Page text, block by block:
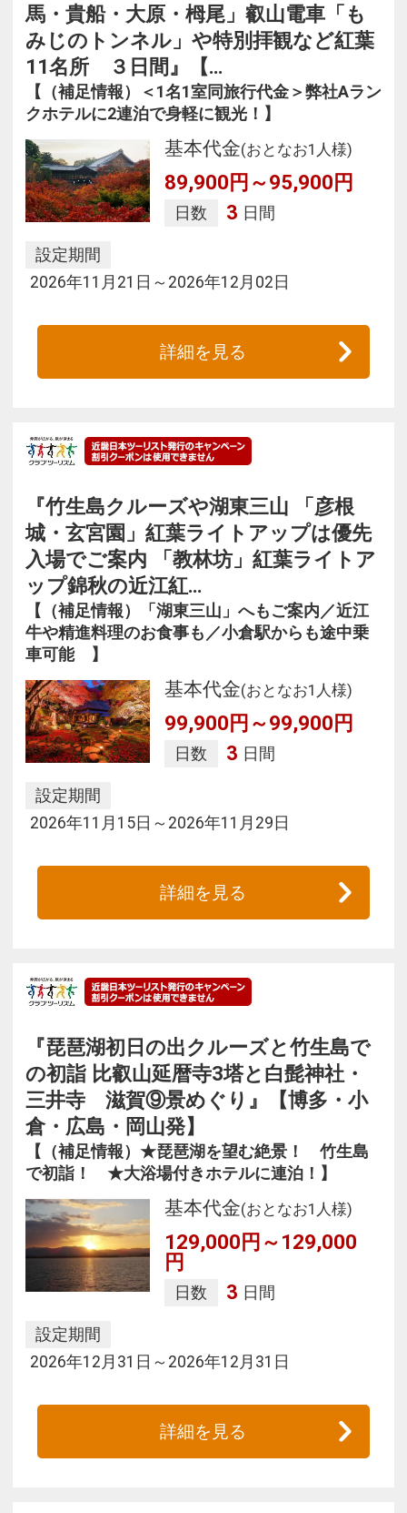
馬・貴船・大原・栂尾」叡山電車「も
みじのトンネル」や特別拝観など紅葉
11名所 ３日間』【…
【（補足情報）＜1名1室同旅行代金＞弊社Aラン
クホテルに2連泊で身軽に観光！】
基本代金(おとなお1人様)
89,900円～95,900円
日数 3 日間
設定期間
2026年11月21日～2026年12月02日
詳細を見る
『竹生島クルーズや湖東三山 「彦根
城・玄宮園」紅葉ライトアップは優先
入場でご案内 「教林坊」紅葉ライトア
ップ錦秋の近江紅…
【（補足情報）「湖東三山」へもご案内／近江
牛や精進料理のお食事も／小倉駅からも途中乗
車可能 】
基本代金(おとなお1人様)
99,900円～99,900円
日数 3 日間
設定期間
2026年11月15日～2026年11月29日
詳細を見る
『琵琶湖初日の出クルーズと竹生島で
の初詣 比叡山延暦寺3塔と白髭神社・
三井寺 滋賀⑨景めぐり』【博多・小
倉・広島・岡山発】
【（補足情報）★琵琶湖を望む絶景！ 竹生島
で初詣！ ★大浴場付きホテルに連泊！】
基本代金(おとなお1人様)
129,000円～129,000
円
日数 3 日間
設定期間
2026年12月31日～2026年12月31日
詳細を見る